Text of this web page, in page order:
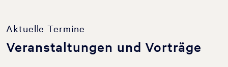
Aktuelle Termine
Veranstaltungen und Vorträge